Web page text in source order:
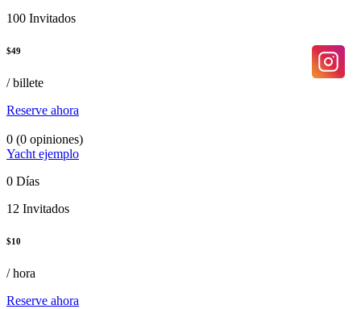
100 Invitados
$49
/ billete
Reserve ahora
0 (0 opiniones)
Yacht ejemplo
0 Días
12 Invitados
$10
/ hora
Reserve ahora